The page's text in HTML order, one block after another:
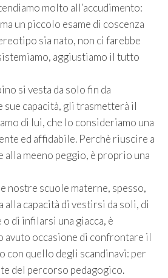
molto all’accudimento:
un piccolo esame di coscenza
sia nato, non ci farebbe
aggiustiamo il tutto
si vesta da solo fin da
capacità, gli trasmetterà il
di lui, che lo consideriamo una
ed affidabile. Perchè riuscire a
alla meeno peggio, è proprio una
nostre scuole materne, spesso,
alla capacità di vestirsi da soli, di
di infilarsi una giacca, è
occasione di confrontare il
con quello degli scandinavi: per
del percorso pedagogico.